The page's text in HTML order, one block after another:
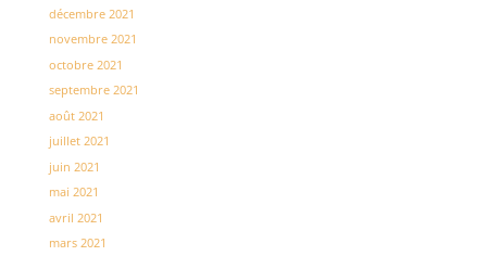
décembre 2021
novembre 2021
octobre 2021
septembre 2021
août 2021
juillet 2021
juin 2021
mai 2021
avril 2021
mars 2021